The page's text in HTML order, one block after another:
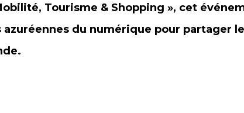
Tourisme & Shopping », cet
du numérique pour partager